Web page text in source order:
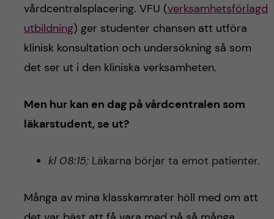
vårdcentralsplacering. VFU (verksamhetsförlagd
utbildning) ger studenter chansen att utföra
klinisk konsultation och undersökning så som
det ser ut i den kliniska verksamheten.
Men hur kan en dag på vårdcentralen som
läkarstudent, se ut?
kl 08:15;Läkarna börjar ta emot patienter.
Många av mina klasskamrater höll med om att